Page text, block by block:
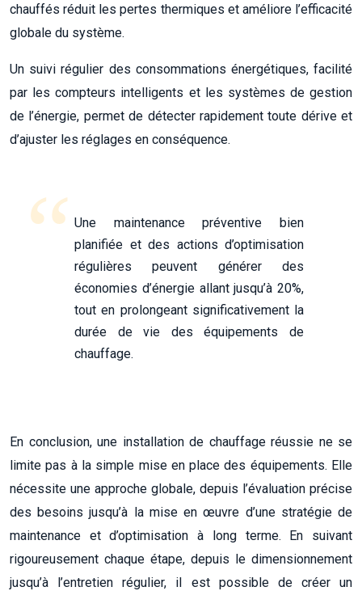
chauffés réduit les pertes thermiques et améliore l’efficacité
globale du système.
Un suivi régulier des consommations énergétiques, facilité
par les compteurs intelligents et les systèmes de gestion
de l’énergie, permet de détecter rapidement toute dérive et
d’ajuster les réglages en conséquence.
Une maintenance préventive bien
planifiée et des actions d’optimisation
régulières peuvent générer des
économies d’énergie allant jusqu’à 20%,
tout en prolongeant significativement la
durée de vie des équipements de
chauffage.
En conclusion, une installation de chauffage réussie ne se
limite pas à la simple mise en place des équipements. Elle
nécessite une approche globale, depuis l’évaluation précise
des besoins jusqu’à la mise en œuvre d’une stratégie de
maintenance et d’optimisation à long terme. En suivant
rigoureusement chaque étape, depuis le dimensionnement
jusqu’à l’entretien régulier, il est possible de créer un